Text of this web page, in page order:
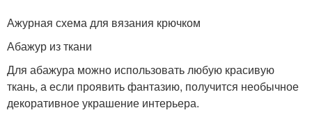
Ажурная схема для вязания крючком
Абажур из ткани
Для абажура можно использовать любую красивую
ткань, а если проявить фантазию, получится необычное
декоративное украшение интерьера.